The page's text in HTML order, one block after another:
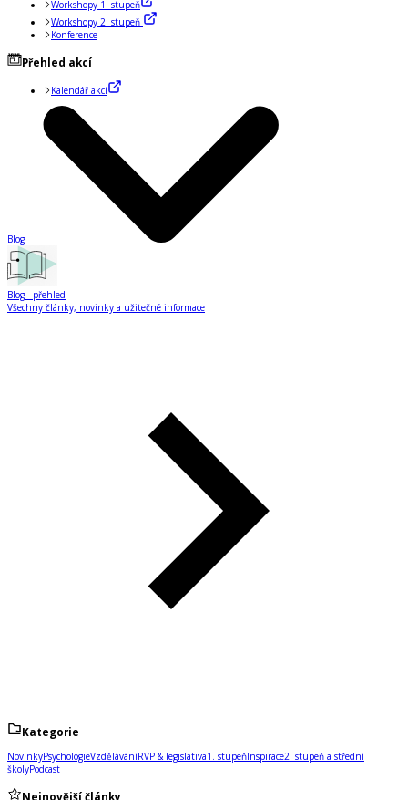
Workshopy 1. stupeň
Workshopy 2. stupeň
Konference
Přehled akcí
Kalendář akcí
Blog
Blog - přehled
Všechny články, novinky a užitečné informace
Kategorie
NovinkyPsychologieVzděláváníRVP & legislativa1. stupeňInspirace2. stupeň a střední
školyPodcast
Nejnovější články